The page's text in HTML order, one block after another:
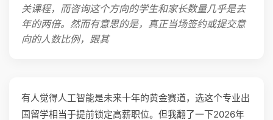
关课程，而咨询这个方向的学生和家长数量几乎是去
年的两倍。然而有意思的是，真正当场签约或提交意
向的人数比例，跟其
有人觉得人工智能是未来十年的黄金赛道，选这个专业出
国留学相当于提前锁定高薪职位。但我翻了一下2026年